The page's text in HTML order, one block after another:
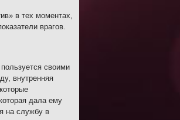
в тех моментах,
врагов.
своими
внутренняя
дала ему
на службу в